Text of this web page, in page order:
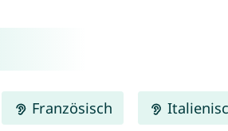
Französisch